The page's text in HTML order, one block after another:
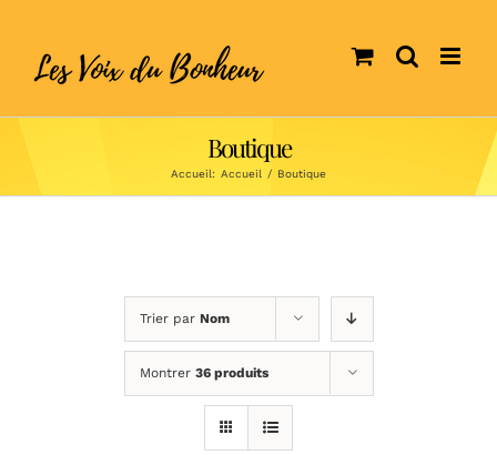
content
Boutique
Accueil: Accueil / Boutique
Trier par Nom
Montrer 36 produits